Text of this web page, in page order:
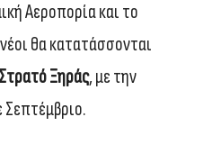
Αεροπορία και το
θα κατατάσσονται
Ξηράς, με την
Σεπτέμβριο.